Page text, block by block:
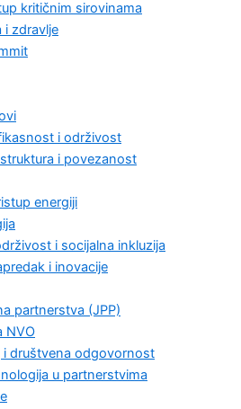
kritičnim sirovinama
i zdravlje
i održivost
i povezanost
energiji
i socijalna inkluzija
i inovacije
partnerstva (JPP)
NVO
i društvena odgovornost
u partnerstvima